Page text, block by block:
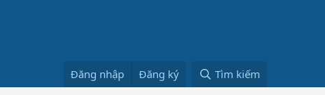
Đăng nhập Đăng ký Tìm kiếm